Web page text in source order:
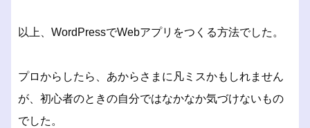
以上、WordPressでWebアプリをつくる方法でした。
プロからしたら、あからさまに凡ミスかもしれません
が、初心者のときの自分ではなかなか気づけないもの
でした。